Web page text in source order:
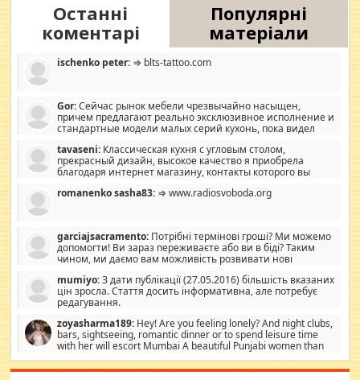
Останні
коментарі
Популярні
матеріали
ischenko peter: ⇒ blts-tattoo.com
Gor:Сейчас рынок мебели чрезвычайно насыщен,
причем предлагают реально эксклюзивное исполнение и
стандартные модели малых серий кухонь, пока видел
стандартные формы, в MebelOk, креативненько и что главное -
со вкусом все в порядке, без ненужных наворотов удорожающих
мебель, а это не последний фактор.
tavaseni: Классическая кухня с угловым столом,
прекрасный дизайн, высокое качество я приобрела
благодаря интернет магазину, контакты которого вы
romanenko sasha83: ⇒ www.radiosvoboda.org
garciajsacramento: Потрібні термінові гроші? Ми можемо
допомогти! Ви зараз переживаєте або ви в біді? Таким
чином, ми даємо вам можливість розвивати нові
допомагати людям, які намагаються дати їм шанс. Кожен
заслуговує на другий шанс, і, оскільки влада не зможе, вони
повинні приймати від інших. Для нас нема багато суми, і зрілість
витрат, а тільки узгоджених сум і нічого іншого. Не чекайте і не
коментуйте цей пост. Введіть суму, яку ви хочете подати, і ми
зв'яжемося з вами з усіма варіантами. зв'яжіться з нами
сьогодні на garciajsacramento@gmail.com Вам потрібні термінові
гроші? Ми можемо допомогти!
mumiyo:З дати публікації (27.05.2016) більшість вказаних
цін зросла. Стаття досить інформативна, але потребує
редагування.
zoyasharma189: Hey! Are you feeling lonely? And night clubs,
bars, sightseeing, romantic dinner or to spend leisure time
with her will escort Mumbai A beautiful Punjabi women than
sexy escort companion in arms that you guys feel like 5 star luxury
hotel had to spend the night in their search for loved solitaire free